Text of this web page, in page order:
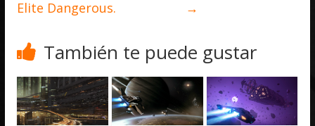
Elite Dangerous. →
También te puede gustar